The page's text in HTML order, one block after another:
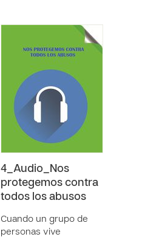
4_Audio_Nos
protegemos contra
todos los abusos
Cuando un grupo de
personas vive